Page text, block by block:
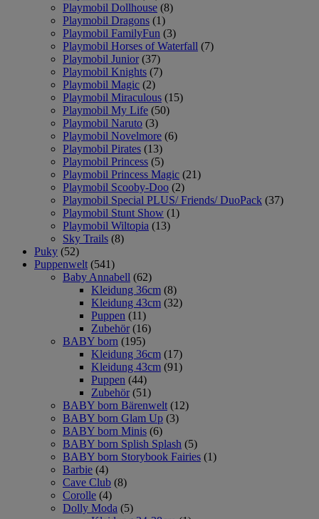
Playmobil Dollhouse (8)
Playmobil Dragons (1)
Playmobil FamilyFun (3)
Playmobil Horses of Waterfall (7)
Playmobil Junior (37)
Playmobil Knights (7)
Playmobil Magic (2)
Playmobil Miraculous (15)
Playmobil My Life (50)
Playmobil Naruto (3)
Playmobil Novelmore (6)
Playmobil Pirates (13)
Playmobil Princess (5)
Playmobil Princess Magic (21)
Playmobil Scooby-Doo (2)
Playmobil Special PLUS/ Friends/ DuoPack (37)
Playmobil Stunt Show (1)
Playmobil Wiltopia (13)
Sky Trails (8)
Puky (52)
Puppenwelt (541)
Baby Annabell (62)
Kleidung 36cm (8)
Kleidung 43cm (32)
Puppen (11)
Zubehör (16)
BABY born (195)
Kleidung 36cm (17)
Kleidung 43cm (91)
Puppen (44)
Zubehör (51)
BABY born Bärenwelt (12)
BABY born Glam Up (3)
BABY born Minis (6)
BABY born Splish Splash (5)
BABY born Storybook Fairies (1)
Barbie (4)
Cave Club (8)
Corolle (4)
Dolly Moda (5)